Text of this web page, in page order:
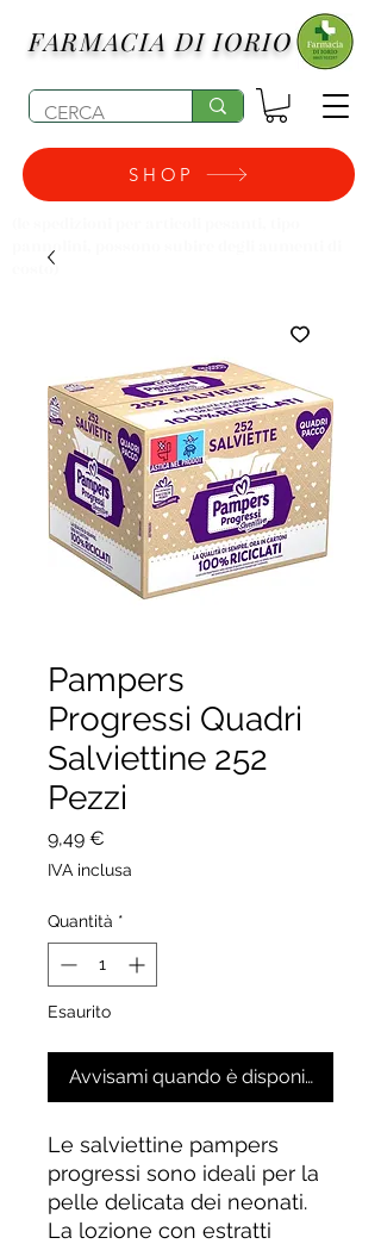
FARMACIA DI IORIO
SHOP
pannolini, possono subire degli aumenti di
costo)
Pampers
Progressi Quadri
Salviettine 252
Pezzi
9,49 €
IVA inclusa
Quantità *
Esaurito
Avvisami quando è disponibile
Le salviettine pampers
progressi sono ideali per la
pelle delicata dei neonati.
La lozione con estratti